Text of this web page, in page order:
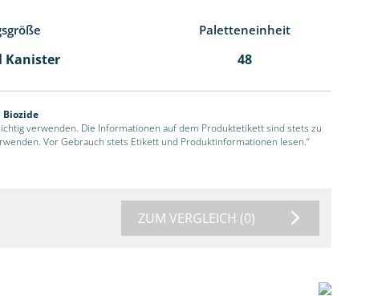
Paletteneinheit
Kanister 48
verwenden. Die Informationen auf dem Produktetikett sind stets zu
Vor Gebrauch stets Etikett und Produktinformationen lesen.“
ZUM VERGLEICH (0)